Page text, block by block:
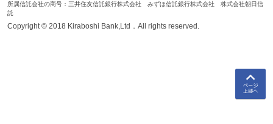
所属信託会社の商号：三井住友信託銀行株式会社 みずほ信託銀行株式会社 株式会社朝日信
託
Copyright © 2018 Kiraboshi Bank,Ltd．All rights reserved.